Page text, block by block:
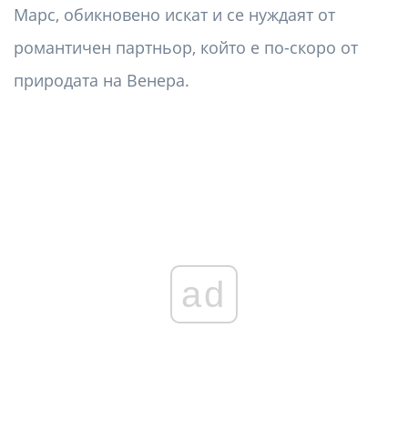
Марс, обикновено искат и се нуждаят от
романтичен партньор, който е по-скоро от
природата на Венера.
ad